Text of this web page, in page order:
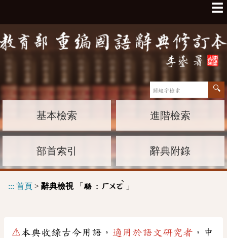
☰
基本檢索 進階檢索
部首索引 辭典附錄
::: 首頁 > 辭典檢視「 騞 : ㄏㄨㄛ
ˋ
」
⚠本典收錄古今用語， 適用於語文研究者 ，中